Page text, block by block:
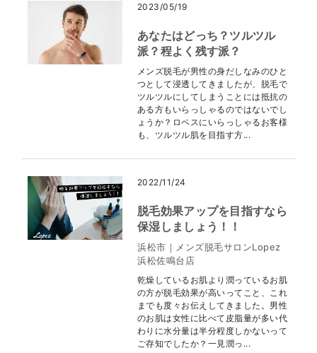
2023/05/19
あなたはどっち？ツルツル
派？程よく残す派？
メンズ脱毛が男性の身だしなみのひと
つとして浸透してきましたが、脱毛で
ツルツルにしてしまうことには抵抗の
ある方もいらっしゃるのではないでし
ょうか？ロペスにいらっしゃるお客様
も、ツルツル肌を目指す方...
2022/11/24
脱毛効果アップを目指すなら
保湿しましょう！！
浜松市｜メンズ脱毛サロンLopez
浜松佐鳴台店
乾燥しているお肌より潤っているお肌
の方が脱毛効果が高いってこと、これ
までも度々お伝えしてきました。男性
のお肌は女性に比べて皮脂量が多い代
わりに水分量は半分程度しかないって
ご存知でしたか？一見潤っ...